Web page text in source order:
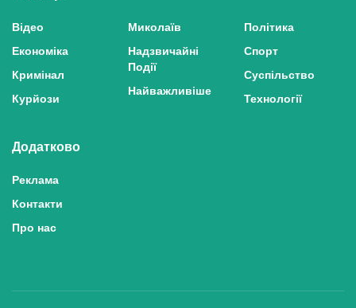
Відео
Економіка
Кримінал
Курйози
Миколаїв
Надзвичайні
Події
Найважливіше
Політика
Спорт
Суспільство
Технології
Додатково
Реклама
Контакти
Про нас